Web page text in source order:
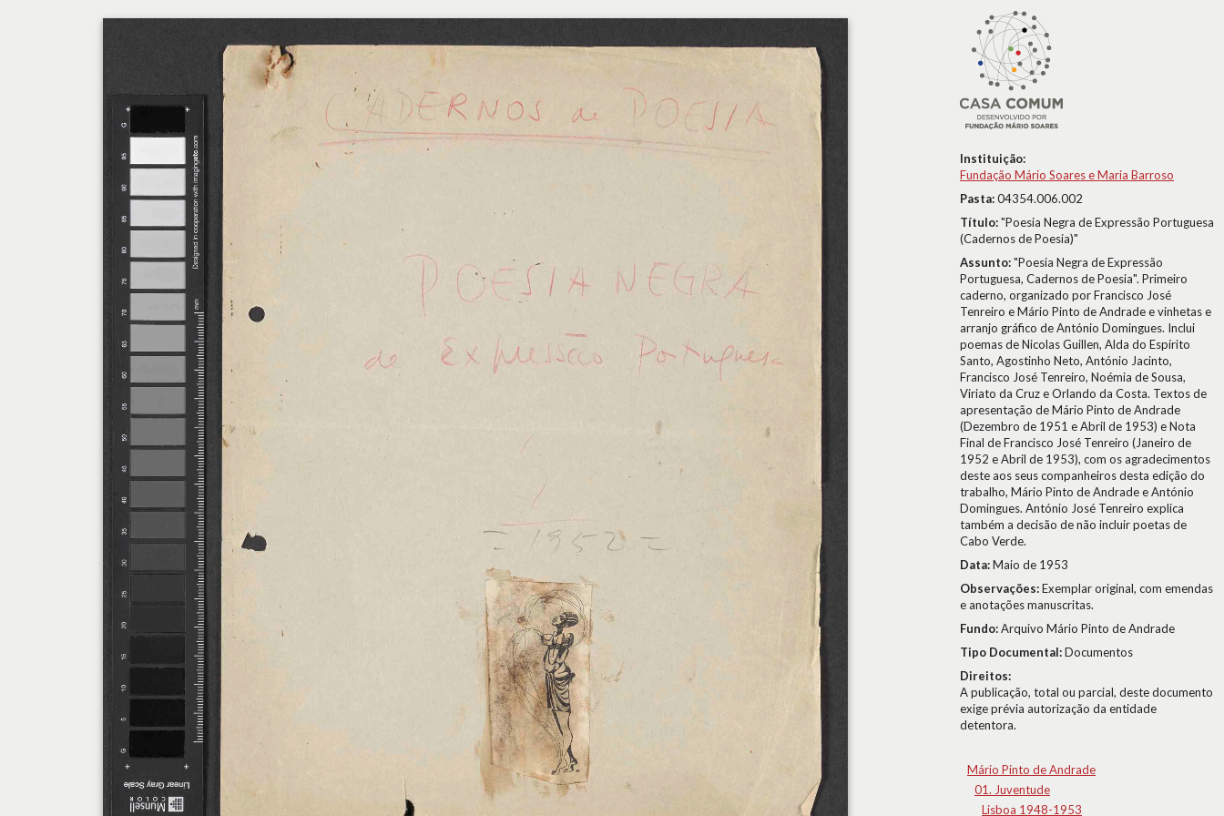
Instituição:
Fundação Mário Soares e Maria Barroso
Pasta:04354.006.002
Título:"Poesia Negra de Expressão Portuguesa
(Cadernos de Poesia)"
Assunto:"Poesia Negra de Expressão
Portuguesa, Cadernos de Poesia". Primeiro
caderno, organizado por Francisco José
Tenreiro e Mário Pinto de Andrade e vinhetas e
arranjo gráfico de António Domingues. Inclui
poemas de Nicolas Guillen, Alda do Espírito
Santo, Agostinho Neto, António Jacinto,
Francisco José Tenreiro, Noémia de Sousa,
Viriato da Cruz e Orlando da Costa. Textos de
apresentação de Mário Pinto de Andrade
(Dezembro de 1951 e Abril de 1953) e Nota
Final de Francisco José Tenreiro (Janeiro de
1952 e Abril de 1953), com os agradecimentos
deste aos seus companheiros desta edição do
trabalho, Mário Pinto de Andrade e António
Domingues. António José Tenreiro explica
também a decisão de não incluir poetas de
Cabo Verde.
Data:Maio de 1953
Observações:Exemplar original, com emendas
e anotações manuscritas.
Fundo:Arquivo Mário Pinto de Andrade
Tipo Documental:Documentos
Direitos:
A publicação, total ou parcial, deste documento
exige prévia autorização da entidade
detentora.
Mário Pinto de Andrade
01. Juventude
Lisboa 1948-1953